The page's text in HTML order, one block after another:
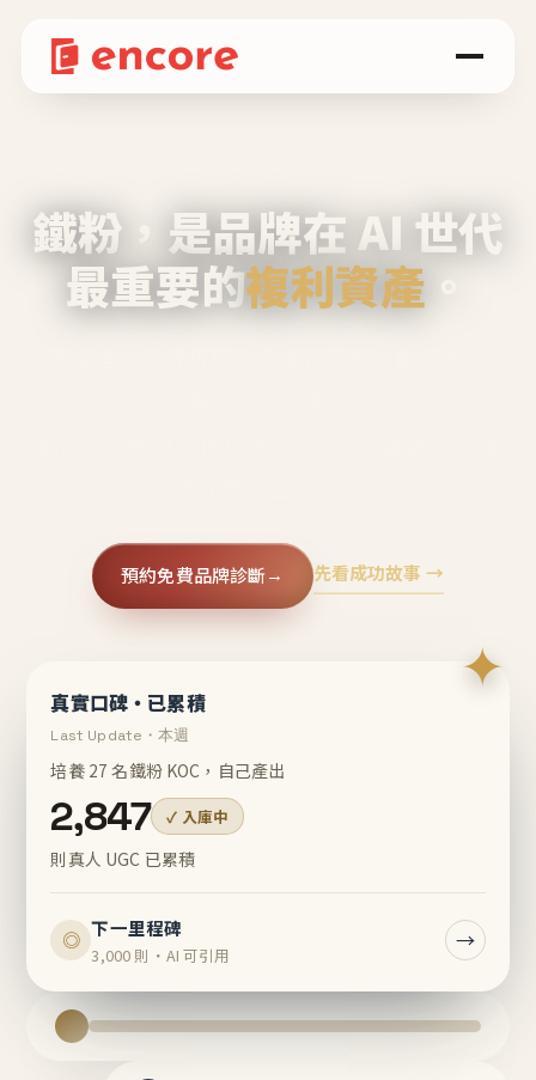
鐵粉，是品牌在 AI 世代
最重要的複利資產 。
預約免費品牌診斷→ 先看成功故事 →
✦
真實口碑・已累積
Last Update・本週
培養 27 名鐵粉 KOC，自己產出
2,847 ✓ 入庫中
則真人 UGC 已累積
◎ 下一里程碑
3,000 則・AI 可引用
→